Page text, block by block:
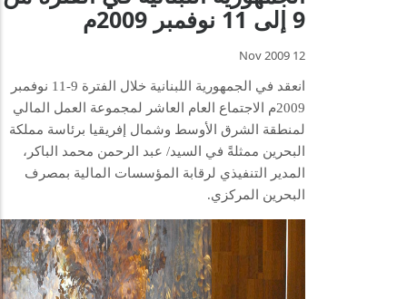
9 إلى 11 نوفمبر 2009م
12 Nov 2009
انعقد في الجمهورية اللبنانية خلال الفترة 9-11 نوفمبر
2009م الاجتماع العام العاشر لمجموعة العمل المالي
لمنطقة الشرق الأوسط وشمال إفريقيا برئاسة مملكة
البحرين ممثلةً في السيد/ عبد الرحمن محمد الباكر،
المدير التنفيذي لرقابة المؤسسات المالية بمصرف
البحرين المركزي.